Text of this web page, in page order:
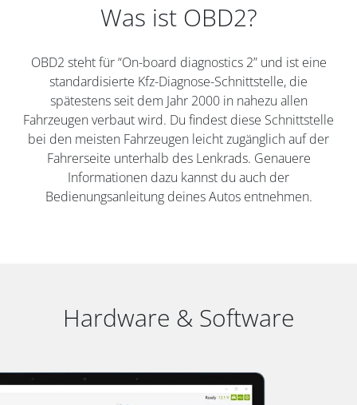
Was ist OBD2?
OBD2 steht für “On-board diagnostics 2” und ist eine
standardisierte Kfz-Diagnose-Schnittstelle, die
spätestens seit dem Jahr 2000 in nahezu allen
Fahrzeugen verbaut wird. Du findest diese Schnittstelle
bei den meisten Fahrzeugen leicht zugänglich auf der
Fahrerseite unterhalb des Lenkrads. Genauere
Informationen dazu kannst du auch der
Bedienungsanleitung deines Autos entnehmen.
Hardware & Software